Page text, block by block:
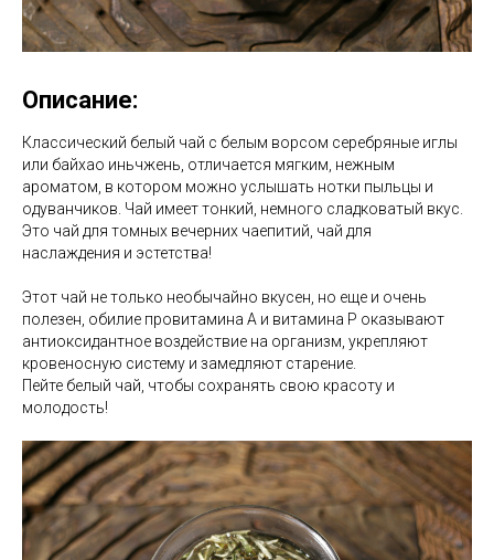
Описание:
Классический белый чай с белым ворсом серебряные иглы
или байхао иньчжень, отличается мягким, нежным
ароматом, в котором можно услышать нотки пыльцы и
одуванчиков. Чай имеет тонкий, немного сладковатый вкус.
Это чай для томных вечерних чаепитий, чай для
наслаждения и эстетства!
Этот чай не только необычайно вкусен, но еще и очень
полезен, обилие провитамина А и витамина Р оказывают
антиоксидантное воздействие на организм, укрепляют
кровеносную систему и замедляют старение.
Пейте белый чай, чтобы сохранять свою красоту и
молодость!